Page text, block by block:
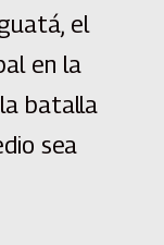
el
en la
batalla
sea